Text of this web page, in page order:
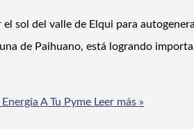
sol del valle de Elqui para
de Paihuano, está logrando
A Tu Pyme Leer más »